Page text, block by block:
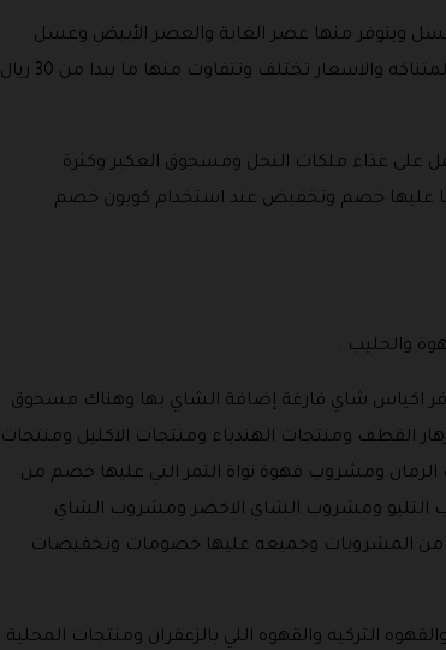
ويتوفر منها عصر الغابة والعصر الأبيض وعسل
البرسيم المصري الذي عليه خصم باستخدام كود خصم شمول وصدر بنجابي والعسل الكشميري والمتناكه والاسعار تختلف وتتفاوت منها ما يبدا من 30 ريال
غذاء ملكات النحل ومسحوق العكبر وكثرة
عليها خصم وتخفيض عند استخدام كوبون خصم
والحليب .
اكياس شاي فارغة إضافة الشاي بها وهناك مسحوق
القطف ومنتجات الهندباء ومنتجات الاكليل ومنتجات
ومشروب قهوة نواة التمر التي عليها خصم من
ومشروب الشاي الاخضر ومشروب الشاي
من المشروبات وجميعه عليها خصومات وتخفيضات
التركيه والقهوه اللي بالزعفران ومنتجات المحلية